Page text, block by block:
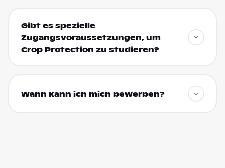
Gibt es spezielle
Zugangsvoraussetzungen, um
Crop Protection zu studieren?
Wann kann ich mich bewerben?